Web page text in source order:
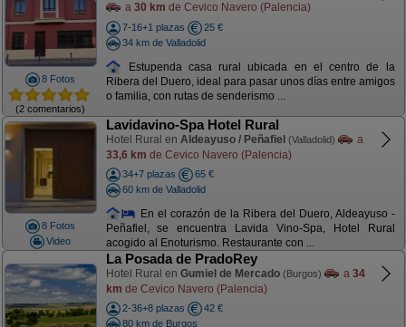
8 Fotos
(2 comentarios)
a 30 km de Cevico Navero (Palencia)
7-16+1 plazas
25 €
34 km de Valladolid
Estupenda casa rural ubicada en el centro de la
Ribera del Duero, ideal para pasar unos días entre amigos
o familia, con rutas de senderismo ...
8 Fotos
Video
Lavidavino-Spa Hotel Rural
Hotel Rural en Aldeayuso / Peñafiel (Valladolid)
a
33,6 km de Cevico Navero (Palencia)
34+7 plazas
65 €
60 km de Valladolid
En el corazón de la Ribera del Duero, Aldeayuso -
Peñafiel, se encuentra Lavida Vino-Spa, Hotel Rural
acogido al Enoturismo. Restaurante con ...
La Posada de PradoRey
Hotel Rural en Gumiel de Mercado (Burgos) a 34
km de Cevico Navero (Palencia)
2-36+8 plazas
42 €
80 km de Burgos